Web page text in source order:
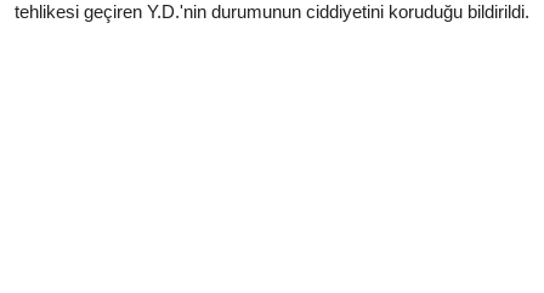
tehlikesi geçiren Y.D.'nin durumunun ciddiyetini koruduğu bildirildi.